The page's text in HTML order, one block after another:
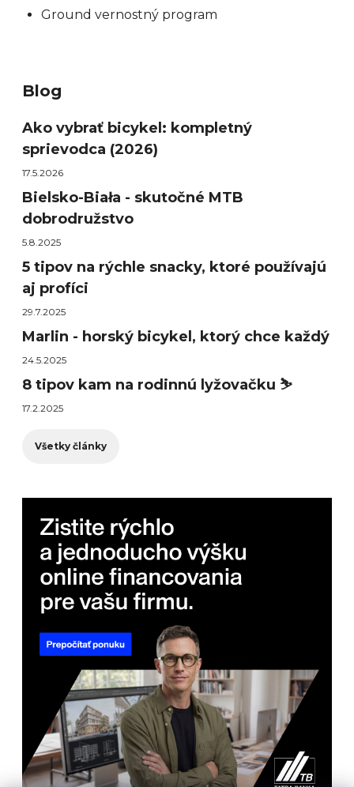
Ground vernostný program
Blog
Ako vybrať bicykel: kompletný
sprievodca (2026)
17.5.2026
Bielsko-Biała - skutočné MTB
dobrodružstvo
5.8.2025
5 tipov na rýchle snacky, ktoré používajú
aj profíci
29.7.2025
Marlin - horský bicykel, ktorý chce každý
24.5.2025
8 tipov kam na rodinnú lyžovačku ⛷️
17.2.2025
Všetky články